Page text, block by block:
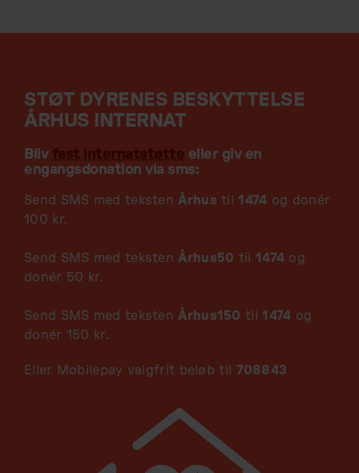
STØT DYRENES BESKYTTELSE
ÅRHUS INTERNAT
Bliv fast internatstøtte eller giv en
engangsdonation via sms:
Send SMS med tekstenÅrhus til1474 og donér
100 kr.
Send SMS med tekstenÅrhus50 til 1474 og
donér 50 kr.
Send SMS med tekstenÅrhus150 til1474 og
donér 150 kr.
Eller Mobilepay valgfrit beløb til 708843